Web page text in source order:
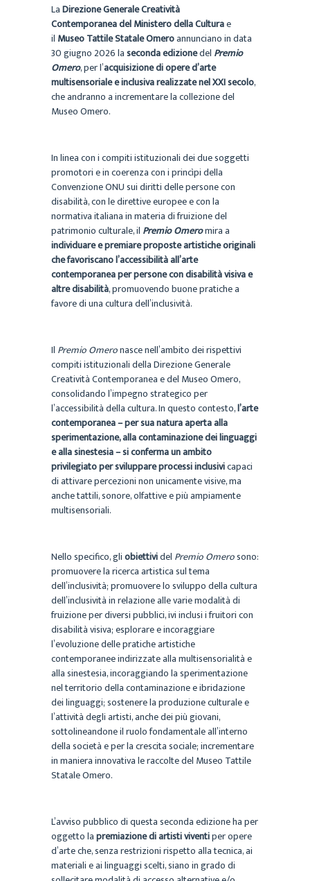
LaDirezione Generale Creatività
Contemporaneadel Ministero della Culturae
il Museo Tattile Statale Omeroannunciano in data
30 giugno 2026 laseconda edizionedel Premio
Omero, per l’acquisizione di opere d’arte
multisensoriale e inclusiva realizzate nel XXI secolo,
che andranno a incrementare la collezione del
Museo Omero.
In linea con i compiti istituzionali dei due soggetti
promotori e in coerenza con i princìpi della
Convenzione ONU sui diritti delle persone con
disabilità, con le direttive europee e con la
normativa italiana in materia di fruizione del
patrimonio culturale, il Premio Omeromira a
individuare e premiare proposte artistiche originali
che favoriscano l’accessibilità all’arte
contemporanea per persone con disabilità visiva e
altre disabilità, promuovendo buone pratiche a
favore di una cultura dell’inclusività.
Il Premio Omeronasce nell’ambito dei rispettivi
compiti istituzionali della Direzione Generale
Creatività Contemporanea e del Museo Omero,
consolidando l’impegno strategico per
l’accessibilità della cultura. In questo contesto,l’arte
contemporanea – per sua natura aperta alla
sperimentazione, alla contaminazione dei linguaggi
e alla sinestesia – si conferma un ambito
privilegiato per sviluppare processi inclusivicapaci
di attivare percezioni non unicamente visive, ma
anche tattili, sonore, olfattive e più ampiamente
multisensoriali.
Nello specifico, gliobiettividel Premio Omerosono:
promuovere la ricerca artistica sul tema
dell’inclusività; promuovere lo sviluppo della cultura
dell’inclusività in relazione alle varie modalità di
fruizione per diversi pubblici, ivi inclusi i fruitori con
disabilità visiva; esplorare e incoraggiare
l’evoluzione delle pratiche artistiche
contemporanee indirizzate alla multisensorialità e
alla sinestesia, incoraggiando la sperimentazione
nel territorio della contaminazione e ibridazione
dei linguaggi; sostenere la produzione culturale e
l’attività degli artisti, anche dei più giovani,
sottolineandone il ruolo fondamentale all’interno
della società e per la crescita sociale; incrementare
in maniera innovativa le raccolte del Museo Tattile
Statale Omero.
L’avviso pubblico di questa seconda edizione ha per
oggetto lapremiazione di artisti viventiper opere
d’arte che, senza restrizioni rispetto alla tecnica, ai
materiali e ai linguaggi scelti, siano in grado di